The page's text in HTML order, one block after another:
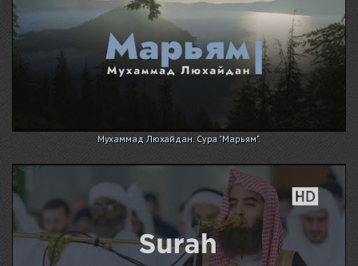
Мухаммад Люхайдан. Сура "Марьям".